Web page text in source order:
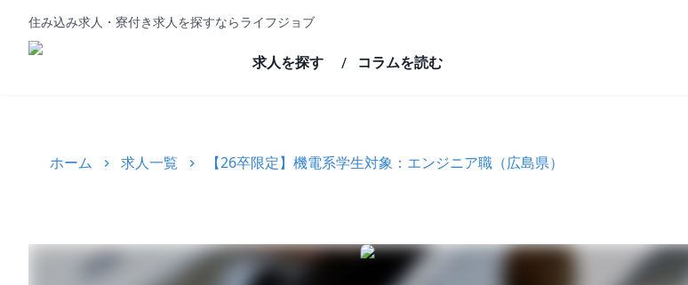
住み込み求人・寮付き求人を探すならライフジョブ
求人を探す / コラムを読む
ホーム 求人一覧 【26卒限定】機電系学生対象：エンジニア職（広島県）